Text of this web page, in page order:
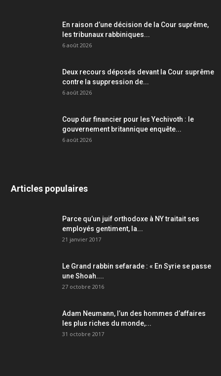
En raison d’une décision de la Cour suprême,
les tribunaux rabbiniques...
6 août 2026
Deux recours déposés devant la Cour suprême
contre la suppression de...
6 août 2026
Coup dur financier pour les Yechivoth : le
gouvernement britannique enquête...
6 août 2026
Articles populaires
Parce qu’un juif orthodoxe à NY traitait ses
employés gentiment, la...
21 janvier 2017
Le Grand rabbin sefarade : « En Syrie se passe
une Shoah....
27 octobre 2016
Adam Neumann, l’un des hommes d’affaires
les plus riches du monde,...
31 octobre 2017